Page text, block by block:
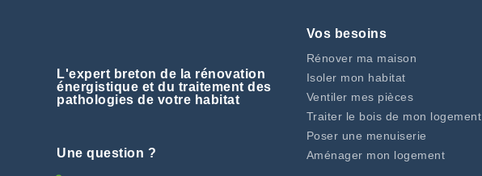
L'expert breton de la rénovation
énergistique et du traitement des
pathologies de votre habitat
Une question ?
Vos besoins
Rénover ma maison
Isoler mon habitat
Ventiler mes pièces
Traiter le bois de mon logement
Poser une menuiserie
Aménager mon logement